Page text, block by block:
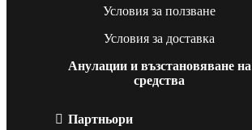
Условия за ползване
Условия за доставка
Анулации и възстановяване на
средства
Партньори